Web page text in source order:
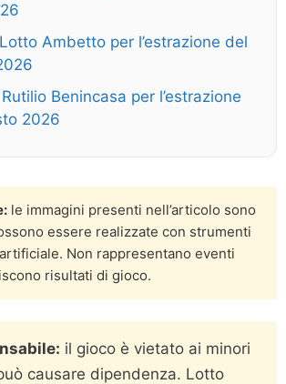
Ambetto per l’estrazione del
Benincasa per l’estrazione
2026
le immagini presenti nell’articolo sono
essere realizzate con strumenti
Non rappresentano eventi
risultati di gioco.
il gioco è vietato ai minori
causare dipendenza. Lotto